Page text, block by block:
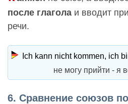
после глагола и вводит
речи.
Ich kann nicht kommen, ich
не могу прийти - я
6. Сравнение союзов